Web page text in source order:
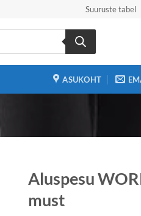
Suuruste tabel
ASUKOHT
Aluspesu
must